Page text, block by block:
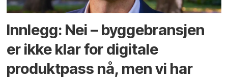
Innlegg: Nei – byggebransjen
er ikke klar for digitale
produktpass nå, men vi har